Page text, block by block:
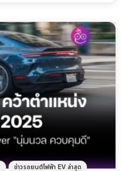
ข่าวรถยนต์ไฟฟ้า EV ล่าสุด